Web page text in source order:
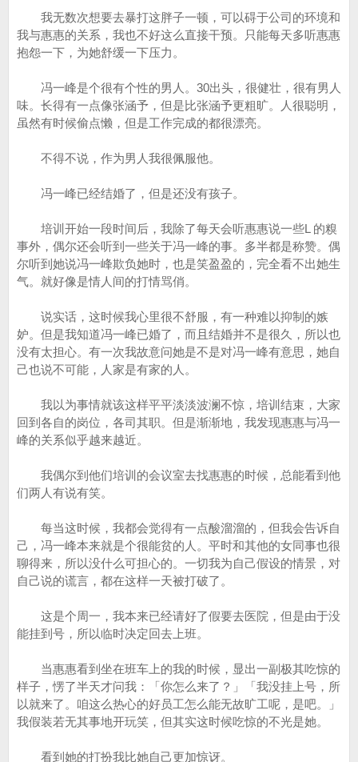
我无数次想要去暴打这胖子一顿，可以碍于公司的环境和
我与惠惠的关系，我也不好这么直接干预。只能每天多听惠惠
抱怨一下，为她舒缓一下压力。
冯一峰是个很有个性的男人。30出头，很健壮，很有男人
味。长得有一点像张涵予，但是比张涵予更粗旷。人很聪明，
虽然有时候偷点懒，但是工作完成的都很漂亮。
不得不说，作为男人我很佩服他。
冯一峰已经结婚了，但是还没有孩子。
培训开始一段时间后，我除了每天会听惠惠说一些L 的糗
事外，偶尔还会听到一些关于冯一峰的事。多半都是称赞。偶
尔听到她说冯一峰欺负她时，也是笑盈盈的，完全看不出她生
气。就好像是情人间的打情骂俏。
说实话，这时候我心里很不舒服，有一种难以抑制的嫉
妒。但是我知道冯一峰已婚了，而且结婚并不是很久，所以也
没有太担心。有一次我故意问她是不是对冯一峰有意思，她自
己也说不可能，人家是有家的人。
我以为事情就该这样平平淡淡波澜不惊，培训结束，大家
回到各自的岗位，各司其职。但是渐渐地，我发现惠惠与冯一
峰的关系似乎越来越近。
我偶尔到他们培训的会议室去找惠惠的时候，总能看到他
们两人有说有笑。
每当这时候，我都会觉得有一点酸溜溜的，但我会告诉自
己，冯一峰本来就是个很能贫的人。平时和其他的女同事也很
聊得来，所以没什么可担心的。一切我为自己假设的情景，对
自己说的谎言，都在这样一天被打破了。
这是个周一，我本来已经请好了假要去医院，但是由于没
能挂到号，所以临时决定回去上班。
当惠惠看到坐在班车上的我的时候，显出一副极其吃惊的
样子，愣了半天才问我：「你怎么来了？」「我没挂上号，所
以就来了。咱这么热心的好员工怎么能无故旷工呢，是吧。」
我假装若无其事地开玩笑，但其实这时候吃惊的不光是她。
看到她的打扮我比她自己更加惊讶。